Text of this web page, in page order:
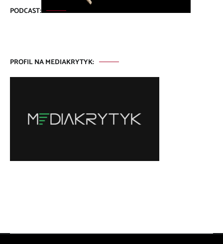
PODCAST:
PROFIL NA MEDIAKRYTYK: